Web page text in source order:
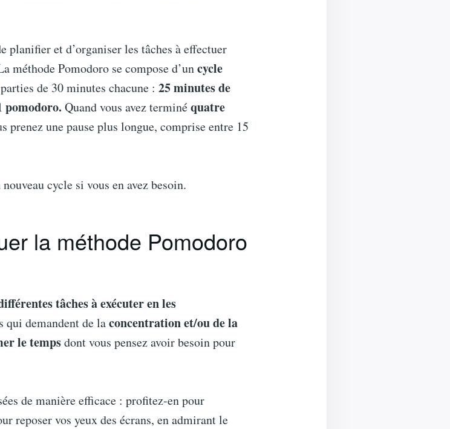
et d’organiser les tâches à effectuer
méthode Pomodoro se compose d’uncycle
de 30 minutes chacune : 25 minutes de
pomodoro. Quand vous avez terminéquatre
prenez une pause plus longue, comprise entre 15
cycle si vous en avez besoin.
la méthode Pomodoro
tâches à exécuter en les
demandent de laconcentration et/ou de la
le tempsdont vous pensez avoir besoin pour
de manière efficace : profitez-en pour
reposer vos yeux des écrans, en admirant le